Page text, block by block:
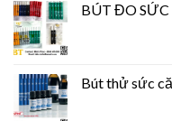
BÚT ĐO SỨC
Bút thử sức